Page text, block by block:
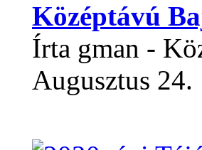
Középtávú
Írta gman -
Augusztus 24.